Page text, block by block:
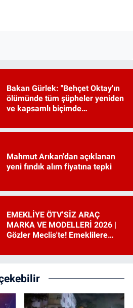
Bakan Gürlek: "Behçet Oktay'ın
ölümünde tüm şüpheler yeniden
ve kapsamlı biçimde
Mahmut Arıkan'dan açıklanan
yeni fındık alım fiyatına tepki
EMEKLİYE ÖTV’SİZ ARAÇ
MARKA VE MODELLERİ 2026 |
Gözler Meclis'te! Emeklilere
ne?